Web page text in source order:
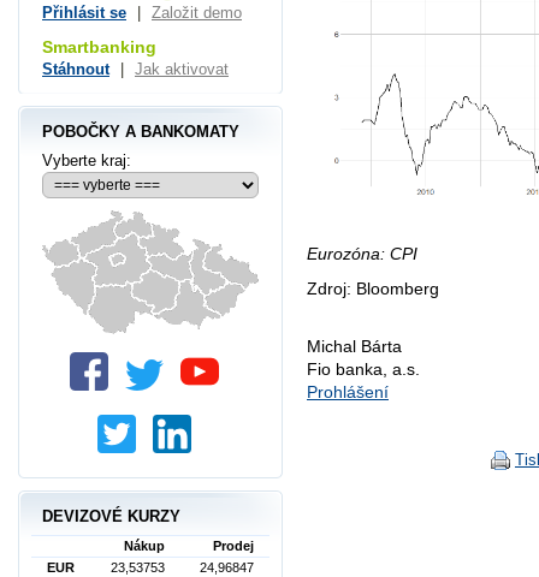
Eurozóna: CPI
Zdroj: Bloomberg
Michal Bárta
Fio banka, a.s.
Prohlášení
Přihlásit se Založit demo
Smartbanking
Stáhnout Jak aktivovat
POBOČKY A BANKOMATY
Vyberte kraj:
DEVIZOVÉ KURZY
Nákup
Prodej
EUR
23,53753
24,96847